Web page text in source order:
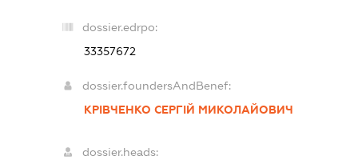
dossier.edrpo:
33357672
dossier.foundersAndBenef:
КРІВЧЕНКО СЕРГІЙ МИКОЛАЙОВИЧ
dossier.heads: